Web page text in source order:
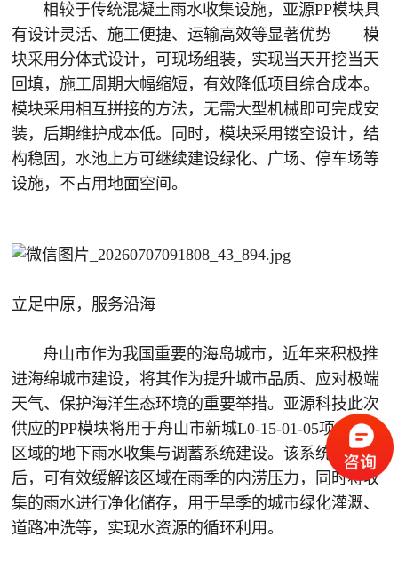
相较于传统混凝土雨水收集设施，亚源PP模块具
有设计灵活、施工便捷、运输高效等显著优势——模
块采用分体式设计，可现场组装，实现当天开挖当天
回填，施工周期大幅缩短，有效降低项目综合成本。
模块采用相互拼接的方法，无需大型机械即可完成安
装，后期维护成本低。同时，模块采用镂空设计，结
构稳固，水池上方可继续建设绿化、广场、停车场等
设施，不占用地面空间。
立足中原，服务沿海
舟山市作为我国重要的海岛城市，近年来积极推
进海绵城市建设，将其作为提升城市品质、应对极端
天气、保护海洋生态环境的重要举措。亚源科技此次
供应的PP模块将用于舟山市新城L0-15-01-05项目重点
区域的地下雨水收集与调蓄系统建设。该系统建成
后，可有效缓解该区域在雨季的内涝压力，同时将收
集的雨水进行净化储存，用于旱季的城市绿化灌溉、
道路冲洗等，实现水资源的循环利用。